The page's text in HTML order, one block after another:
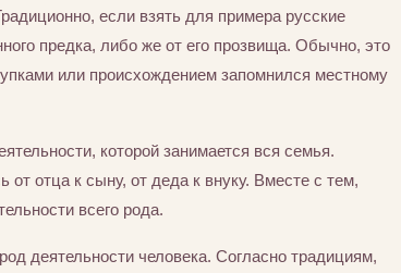
если взять для примера русские
предка, либо же от его прозвища. Обычно, это
или происхождением запомнился местному
которой занимается вся семья.
отца к сыну, от деда к внуку. Вместе с тем,
всего рода.
деятельности человека. Согласно традициям,